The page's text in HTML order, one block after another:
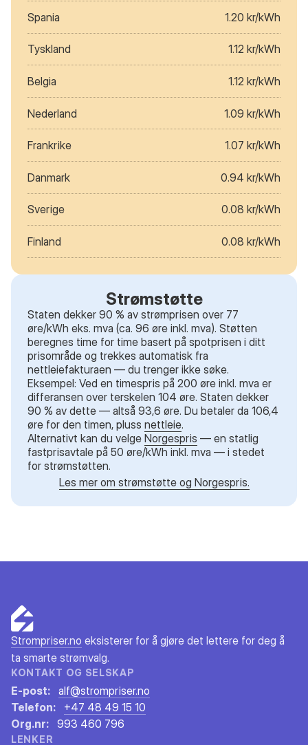
Spania 1.20 kr/kWh
Tyskland 1.12 kr/kWh
Belgia 1.12 kr/kWh
Nederland 1.09 kr/kWh
Frankrike 1.07 kr/kWh
Danmark 0.94 kr/kWh
Sverige 0.08 kr/kWh
Finland 0.08 kr/kWh
Strømstøtte
Staten dekker 90 % av strømprisen over 77
øre/kWh eks. mva (ca. 96 øre inkl. mva). Støtten
beregnes time for time basert på spotprisen i ditt
prisområde og trekkes automatisk fra
nettleiefakturaen — du trenger ikke søke.
Eksempel: Ved en timespris på 200 øre inkl. mva er
differansen over terskelen 104 øre. Staten dekker
90 % av dette — altså 93,6 øre. Du betaler da 106,4
øre for den timen, pluss nettleie.
Alternativt kan du velge Norgespris — en statlig
fastprisavtale på 50 øre/kWh inkl. mva — i stedet
for strømstøtten.
Les mer om strømstøtte og Norgespris.
Strompriser.no eksisterer for å gjøre det lettere for deg å
ta smarte strømvalg.
KONTAKT OG SELSKAP
E-post: alf@strompriser.no
Telefon:
+47 48 49 15 10
Org.nr: 993 460 796
LENKER